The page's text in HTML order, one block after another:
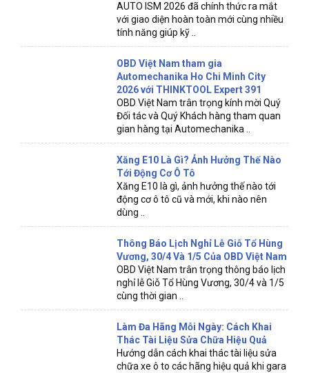
AUTO ISM 2026 đã chính thức ra mắt
với giao diện hoàn toàn mới cùng nhiều
tính năng giúp kỹ ..
OBD Việt Nam tham gia
Automechanika Ho Chi Minh City
2026 với THINKTOOL Expert 391
OBD Việt Nam trân trọng kính mời Quý
Đối tác và Quý Khách hàng tham quan
gian hàng tại Automechanika ..
Xăng E10 Là Gì? Ảnh Hưởng Thế Nào
Tới Động Cơ Ô Tô
Xăng E10 là gì, ảnh hưởng thế nào tới
động cơ ô tô cũ và mới, khi nào nên
dùng ..
Thông Báo Lịch Nghỉ Lễ Giỗ Tổ Hùng
Vương, 30/4 Và 1/5 Của OBD Việt Nam
OBD Việt Nam trân trọng thông báo lịch
nghỉ lễ Giỗ Tổ Hùng Vương, 30/4 và 1/5
cùng thời gian ..
Làm Đa Hãng Mỗi Ngày: Cách Khai
Thác Tài Liệu Sửa Chữa Hiệu Quả
Hướng dẫn cách khai thác tài liệu sửa
chữa xe ô to các hãng hiệu quả khi gara